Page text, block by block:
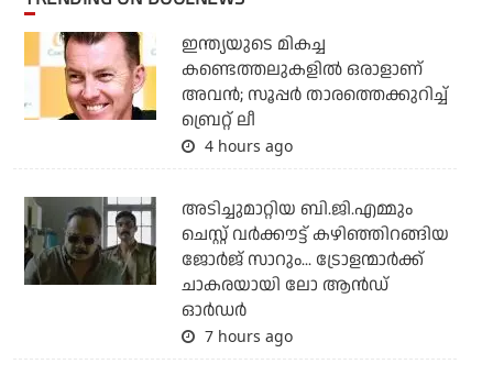
ഇന്ത്യയുടെ മികച്ച
കണ്ടെത്തലുകളില്‍ ഒരാളാണ്
അവന്‍; സൂപ്പര്‍ താരത്തെക്കുറിച്ച്
ബ്രെറ്റ് ലീ
4 hours ago
അടിച്ചുമാറ്റിയ ബി.ജി.എമ്മും
ചെസ്റ്റ് വര്‍ക്കൗട്ട് കഴിഞ്ഞിറങ്ങിയ
ജോര്‍ജ് സാറും... ട്രോളന്മാര്‍ക്ക്
ചാകരയായി ലോ ആന്‍ഡ്
ഓര്‍ഡര്‍
7 hours ago